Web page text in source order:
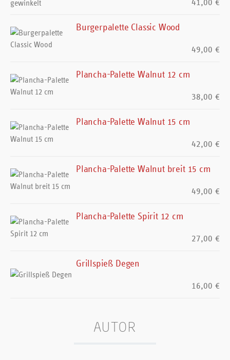
Burgerpalette Classic Wood
49,00 €
Plancha-Palette Walnut 12 cm
38,00 €
Plancha-Palette Walnut 15 cm
42,00 €
Plancha-Palette Walnut breit 15 cm
49,00 €
Plancha-Palette Spirit 12 cm
27,00 €
Grillspieß Degen
16,00 €
AUTOR